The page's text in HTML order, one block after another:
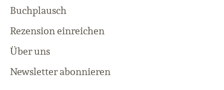
Buchplausch
Rezension einreichen
Über uns
Newsletter abonnieren